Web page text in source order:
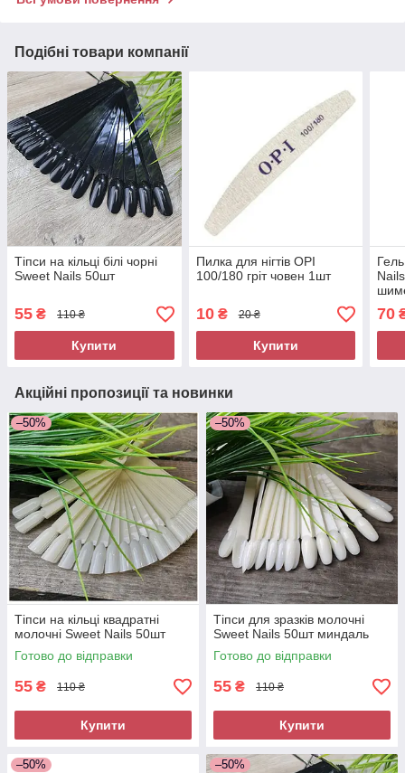
Подібні товари компанії
Тіпси на кільці білі чорні
Sweet Nails 50шт
55 ₴ 110 ₴
Купити
Пилка для нігтів OPI
100/180 гріт човен 1шт
10₴ 20 ₴
Купити
70
Акційні пропозиції та новинки
–50%
Тіпси на кільці квадратні
молочні Sweet Nails 50шт
Готово до відправки
55 ₴ 110 ₴
Купити
–50%
Тіпси для зразків молочні
Sweet Nails 50шт миндаль
Готово до відправки
55 ₴ 110 ₴
Купити
–50% –50%